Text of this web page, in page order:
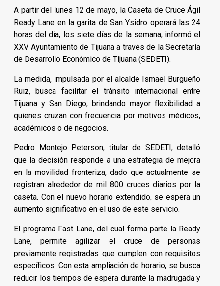
A partir del lunes 12 de mayo, la Caseta de Cruce Ágil
Ready Lane en la garita de San Ysidro operará las 24
horas del día, los siete días de la semana, informó el
XXV Ayuntamiento de Tijuana a través de la Secretaría
de Desarrollo Económico de Tijuana (SEDETI).
La medida, impulsada por el alcalde Ismael Burgueño
Ruiz, busca facilitar el tránsito internacional entre
Tijuana y San Diego, brindando mayor flexibilidad a
quienes cruzan con frecuencia por motivos médicos,
académicos o de negocios.
Pedro Montejo Peterson, titular de SEDETI, detalló
que la decisión responde a una estrategia de mejora
en la movilidad fronteriza, dado que actualmente se
registran alrededor de mil 800 cruces diarios por la
caseta. Con el nuevo horario extendido, se espera un
aumento significativo en el uso de este servicio.
El programa Fast Lane, del cual forma parte la Ready
Lane, permite agilizar el cruce de personas
previamente registradas que cumplen con requisitos
específicos. Con esta ampliación de horario, se busca
reducir los tiempos de espera durante la madrugada y